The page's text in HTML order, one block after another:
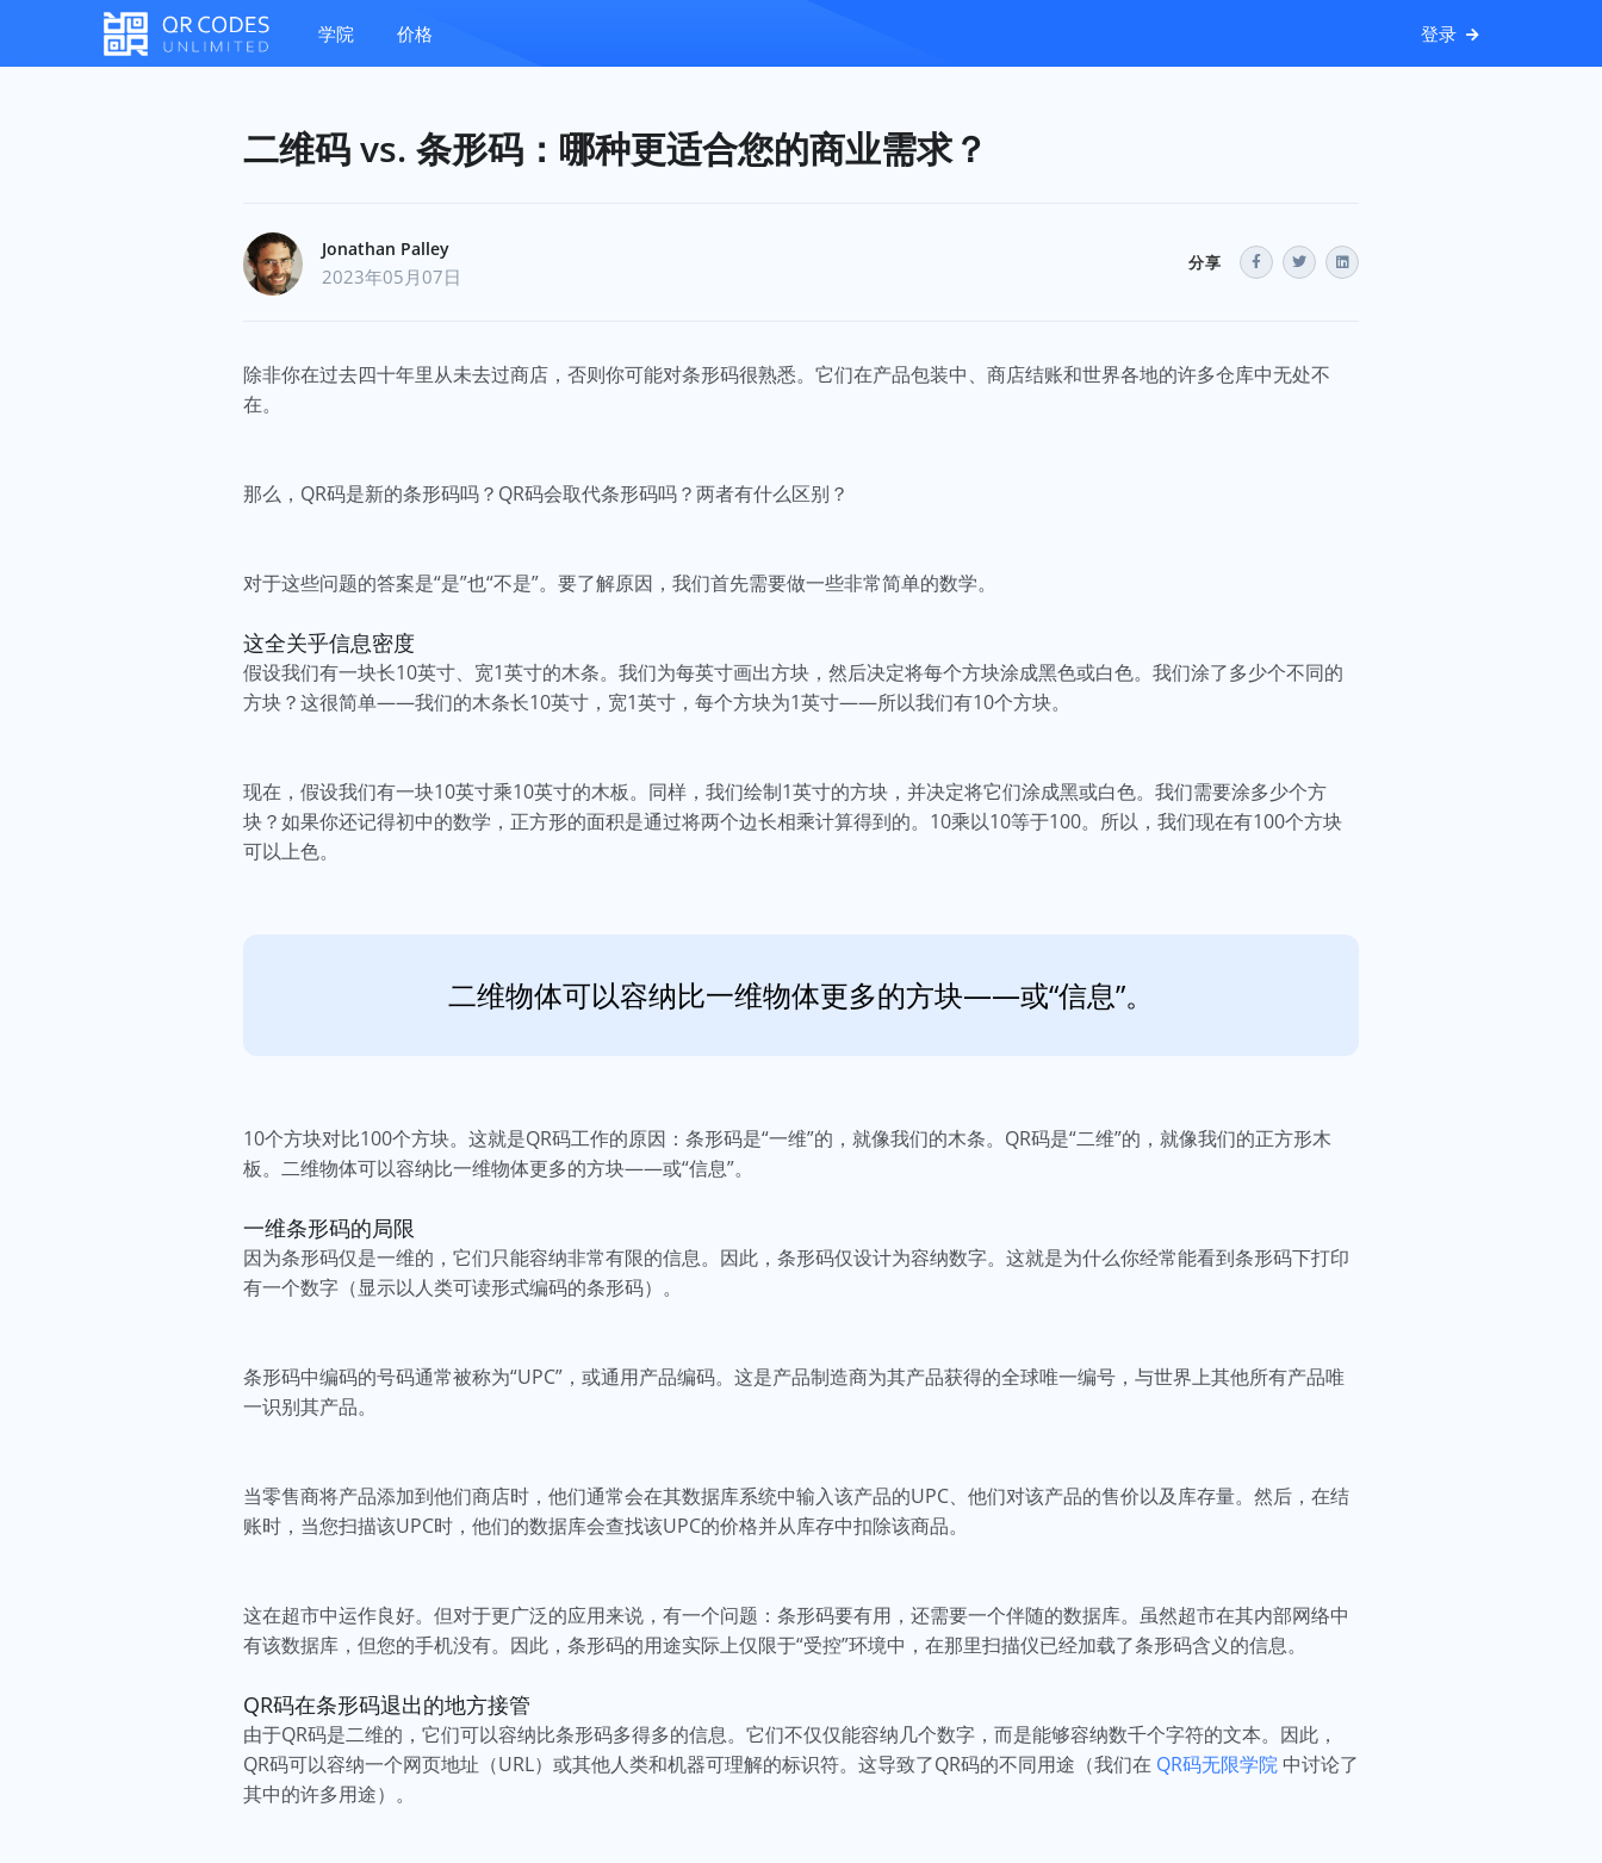
学院 价格 登录
二维码 vs. 条形码：哪种更适合您的商业需求？
Jonathan Palley
2023年05月07日
分享
除非你在过去四十年里从未去过商店，否则你可能对条形码很熟悉。它们在产品包装中、商店结账和世界各地的许多仓库中无处不
在。
那么，QR码是新的条形码吗？QR码会取代条形码吗？两者有什么区别？
对于这些问题的答案是“是”也“不是”。要了解原因，我们首先需要做一些非常简单的数学。
这全关乎信息密度
假设我们有一块长10英寸、宽1英寸的木条。我们为每英寸画出方块，然后决定将每个方块涂成黑色或白色。我们涂了多少个不同的
方块？这很简单——我们的木条长10英寸，宽1英寸，每个方块为1英寸——所以我们有10个方块。
现在，假设我们有一块10英寸乘10英寸的木板。同样，我们绘制1英寸的方块，并决定将它们涂成黑或白色。我们需要涂多少个方
块？如果你还记得初中的数学，正方形的面积是通过将两个边长相乘计算得到的。10乘以10等于100。所以，我们现在有100个方块
可以上色。
二维物体可以容纳比一维物体更多的方块——或“信息”。
10个方块对比100个方块。这就是QR码工作的原因：条形码是“一维”的，就像我们的木条。QR码是“二维”的，就像我们的正方形木
板。二维物体可以容纳比一维物体更多的方块——或“信息”。
一维条形码的局限
因为条形码仅是一维的，它们只能容纳非常有限的信息。因此，条形码仅设计为容纳数字。这就是为什么你经常能看到条形码下打印
有一个数字（显示以人类可读形式编码的条形码）。
条形码中编码的号码通常被称为“UPC”，或通用产品编码。这是产品制造商为其产品获得的全球唯一编号，与世界上其他所有产品唯
一识别其产品。
当零售商将产品添加到他们商店时，他们通常会在其数据库系统中输入该产品的UPC、他们对该产品的售价以及库存量。然后，在结
账时，当您扫描该UPC时，他们的数据库会查找该UPC的价格并从库存中扣除该商品。
这在超市中运作良好。但对于更广泛的应用来说，有一个问题：条形码要有用，还需要一个伴随的数据库。虽然超市在其内部网络中
有该数据库，但您的手机没有。因此，条形码的用途实际上仅限于“受控”环境中，在那里扫描仪已经加载了条形码含义的信息。
QR码在条形码退出的地方接管
由于QR码是二维的，它们可以容纳比条形码多得多的信息。它们不仅仅能容纳几个数字，而是能够容纳数千个字符的文本。因此，
QR码可以容纳一个网页地址（URL）或其他人类和机器可理解的标识符。这导致了QR码的不同用途（我们在 QR码无限学院 中讨论了
其中的许多用途）。